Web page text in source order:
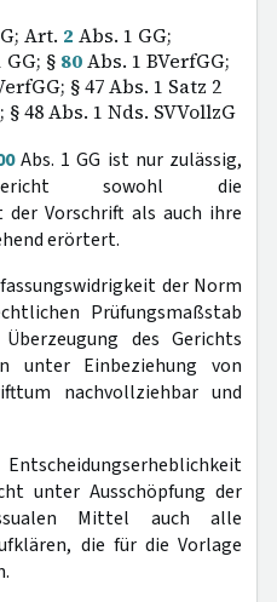
Art. 2 Abs. 1 GG;
GG; § 80Abs. 1 BVerfGG;
§ 47 Abs. 1 Satz 2
§ 48 Abs. 1 Nds. SVVollzG
Abs. 1 GG ist nur zulässig,
sowohl die
der Vorschrift als auch ihre
erörtert.
der Norm
Prüfungsmaßstab
des Gerichts
unter Einbeziehung von
nachvollziehbar und
unter Ausschöpfung der
Mittel auch alle
die für die Vorlage